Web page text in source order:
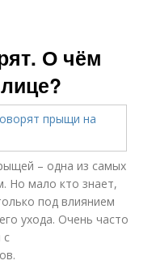
О чём
– одна из самых
Но мало кто знает,
под влиянием
ухода. Очень часто
с